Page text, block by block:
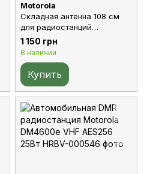
Motorola
Складная антенна 108 см
для радиостанций
MOTOROLA DP4800 /
DP4400 / DP4600 /DP4800e/
1 150 грн
В наличии
Купить